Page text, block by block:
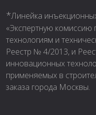
*Линейка
«Экспертную
технологиям и
Реестр № 4/2013, и
инновационных
применяемых в
заказа города Москвы.